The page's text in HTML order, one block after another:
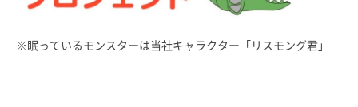
※眠っているモンスターは当社キャラクター「リスモング君」